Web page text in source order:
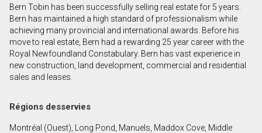
Prénom
et
Nom
Courriel
Téléphone
Message
Bern Tobin has been successfully selling real estate for 5 years.
Bern has maintained a high standard of professionalism while
achieving many provincial and international awards. Before his
move to real estate, Bern had a rewarding 25 year career with the
Royal Newfoundland Constabulary. Bern has vast experience in
new construction, land development, commercial and residential
sales and leases.
Régions desservies
Montréal (Ouest), Long Pond, Manuels, Maddox Cove, Middle